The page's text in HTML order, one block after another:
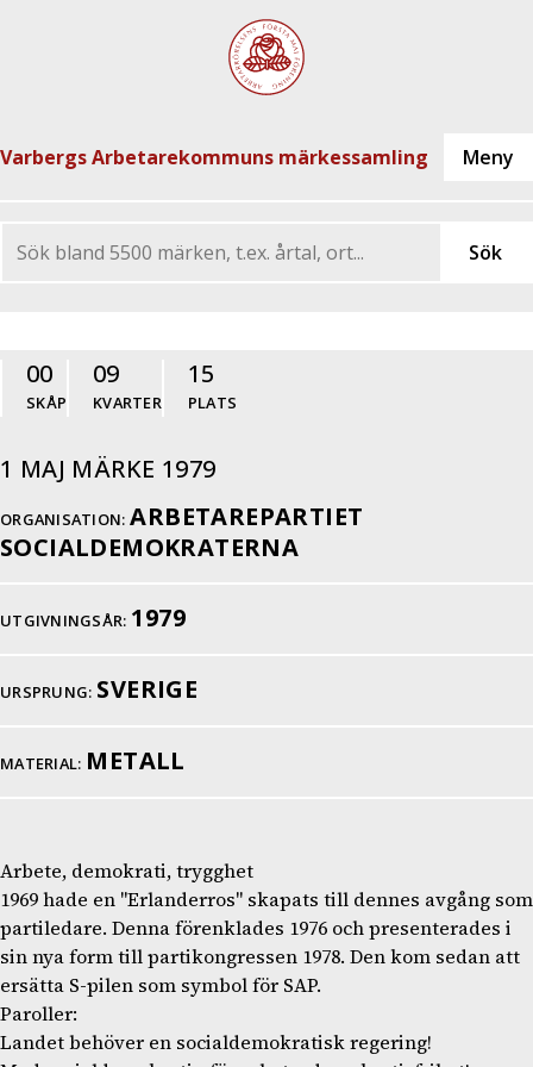
Varbergs Arbetarekommuns märkessamling
00
SKÅP
09
KVARTER
15
PLATS
1 MAJ MÄRKE 1979
ORGANISATION: ARBETAREPARTIET
SOCIALDEMOKRATERNA
UTGIVNINGSÅR: 1979
URSPRUNG: SVERIGE
MATERIAL: METALL
Arbete, demokrati, trygghet
1969 hade en "Erlanderros" skapats till dennes avgång som
partiledare. Denna förenklades 1976 och presenterades i
sin nya form till partikongressen 1978. Den kom sedan att
ersätta S-pilen som symbol för SAP.
Paroller:
Landet behöver en socialdemokratisk regering!